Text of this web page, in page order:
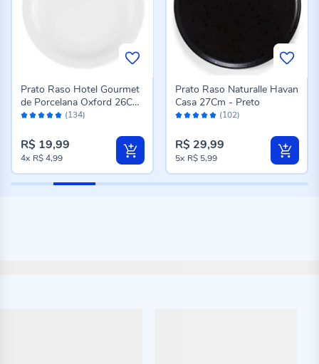
Avaliação: (134)
Prato Raso Hotel Gourmet
de Porcelana Oxford 26Cm
- Branco
R$ 19,99
4x R$ 4,99
Avaliação: (102)
Prato Raso Naturalle Havan
Casa 27Cm - Preto
R$ 29,99
5x R$ 5,99